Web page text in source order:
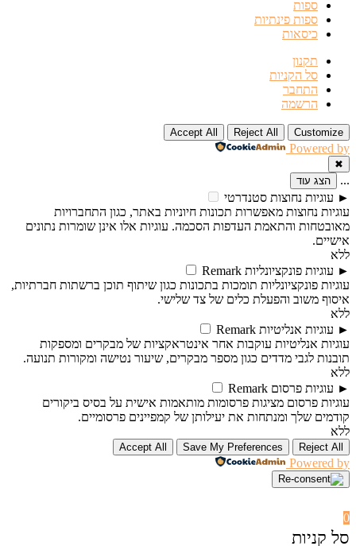
ספות
ספות פינתיות
כיסאות
תקנון
סל הקניות
התחבר
הרשמה
Customize
Reject All
Accept All
Powered by
✖
... הצג עוד
► עוגיות נחוצות סטנדרטי
עוגיות נחוצות מאפשרות תכונות חיוניות באתר, כגון התחברויות
מאובטחות והתאמת העדפות הסכמה. עוגיות אלו אינן שומרות נתונים
אישיים.
ללא
► עוגיות פונקציונליות Remark
עוגיות פונקציונליות תומכות בתכונות כגון שיתוף תוכן ברשתות חברתיות,
איסוף משוב והפעלת כלים של צד שלישי.
ללא
► עוגיות אנליטיות Remark
עוגיות אנליטיות עוקבות אחר אינטראקציות של מבקרים ומספקות
תובנות לגבי מדדים כגון מספר מבקרים, שיעור נטישה ומקורות תנועה.
ללא
► עוגיות פרסום Remark
עוגיות פרסום מציגות פרסומות מותאמות אישית על בסיס ביקורים
קודמים שלך ומנתחות את יעילותן של קמפיינים פרסומיים.
ללא
Reject All
Save My Preferences
Accept All
Powered by
0
סל קניות